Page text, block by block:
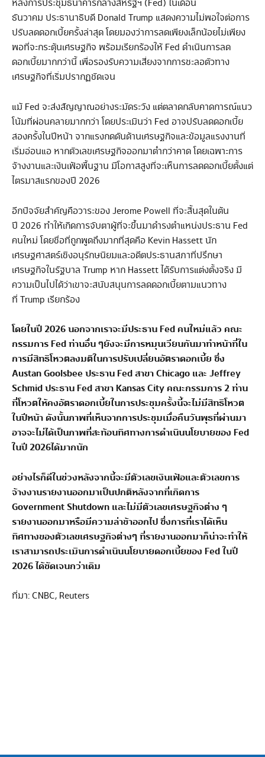
หลังการประชุมธนาคารกลางสหรัฐฯ (Fed) ในเดือน
ธันวาคม ประธานาธิบดี Donald Trump แสดงความไม่พอใจต่อการ
ปรับลดดอกเบี้ยครั้งล่าสุด โดยมองว่าการลดเพียงเล็กน้อยไม่เพียง
พอที่จะกระตุ้นเศรษฐกิจ พร้อมเรียกร้องให้ Fed ดำเนินการลด
ดอกเบี้ยมากกว่านี้ เพื่อรองรับความเสี่ยงจากการชะลอตัวทาง
เศรษฐกิจที่เริ่มปรากฏชัดเจน
แม้ Fed จะส่งสัญญาณอย่างระมัดระวัง แต่ตลาดกลับคาดการณ์แนว
โน้มที่ผ่อนคลายมากกว่า โดยประเมินว่า Fed อาจปรับลดดอกเบี้ย
สองครั้งในปีหน้า จากแรงกดดันด้านเศรษฐกิจและข้อมูลแรงงานที่
เริ่มอ่อนแอ หากตัวเลขเศรษฐกิจออกมาต่ำกว่าคาด โดยเฉพาะการ
จ้างงานและเงินเฟ้อพื้นฐาน มีโอกาสสูงที่จะเห็นการลดดอกเบี้ยตั้งแต่
ไตรมาสแรกของปี 2026
อีกปัจจัยสำคัญคือวาระของ Jerome Powell ที่จะสิ้นสุดในต้น
ปี 2026 ทำให้เกิดการจับตาผู้ที่จะขึ้นมาดำรงตำแหน่งประธาน Fed
คนใหม่ โดยชื่อที่ถูกพูดถึงมากที่สุดคือ Kevin Hassett นัก
เศรษฐศาสตร์เชิงอนุรักษนิยมและอดีตประธานสภาที่ปรึกษา
เศรษฐกิจในรัฐบาล Trump หาก Hassett ได้รับการแต่งตั้งจริง มี
ความเป็นไปได้ว่าเขาจะสนับสนุนการลดดอกเบี้ยตามแนวทาง
ที่ Trump เรียกร้อง
โดยในปี 2026นอกจากเราจะมีประธาน Fed คนใหม่แล้ว คณะ
กรรมการ Fedท่านอื่น ๆยังจะมีการหมุนเวียนกันมาทำหน้าที่ใน
การมีสิทธิโหวตลงมติในการปรับเปลี่ยนอัตราดอกเบี้ย ซึ่ง
Austan Goolsbee ประธาน FedสาขาChicago และ Jeffrey
Schmidประธาน Fedสาขา Kansas City คณะกรรมการ 2ท่าน
ที่โหวตให้คงอัตราดอกเบี้ยในการประชุมครั้งนี้จะไม่มีสิทธิโหวต
ในปีหน้า ดังนั้นภาพที่เห็นจากการประชุมเมื่อคืนวันพุธที่ผ่านมา
อาจจะไม่ได้เป็นภาพที่สะท้อนทิศทางการดำเนินนโยบายของ Fed
ในปี 2026ได้มากนัก
อย่างไรก็ดีในช่วงหลังจากนี้จะมีตัวเลขเงินเฟ้อและตัวเลขการ
จ้างงานรายงานออกมาเป็นปกติหลังจากที่เกิดการ
Government Shutdown และไม่มีตัวเลขเศรษฐกิจต่าง ๆ
รายงานออกมาหรือมีความล่าช้าออกไป ซึ่งการที่เราได้เห็น
ทิศทางของตัวเลขเศรษฐกิจต่างๆ ที่รายงานออกมาก็น่าจะทำให้
เราสามารถประเมินการดำเนินนโยบายดอกเบี้ยของ Fedในปี
2026ได้ชัดเจนกว่าเดิม
ที่มา: CNBC, Reuters